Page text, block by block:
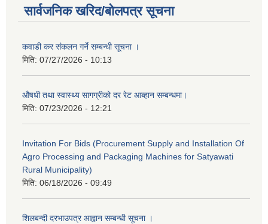
सार्वजनिक खरिद/बोलपत्र सूचना
कवाडी कर संकलन गर्ने सम्बन्धी सूचना ।
मिति: 07/27/2026 - 10:13
औषधी तथा स्वास्थ्य सागग्रीको दर रेट आब्हान सम्बन्धमा।
मिति: 07/23/2026 - 12:21
Invitation For Bids (Procurement Supply and Installation Of
Agro Processing and Packaging Machines for Satyawati
Rural Municipality)
मिति: 06/18/2026 - 09:49
शिलबन्दी दरभाउपत्र आह्वान सम्बन्धी सूचना ।